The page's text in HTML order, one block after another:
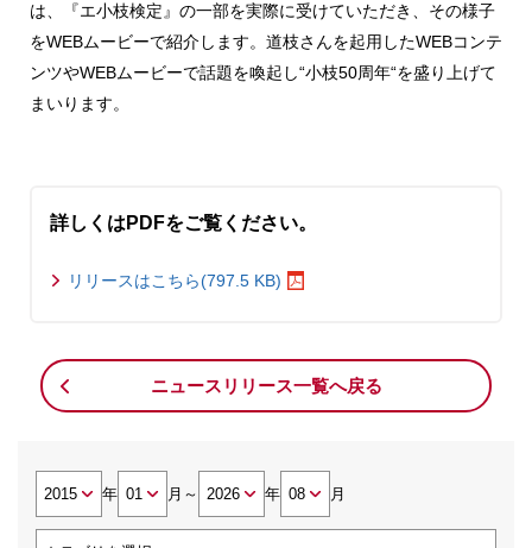
は、『エ小枝検定』の一部を実際に受けていただき、その様子
をWEBムービーで紹介します。道枝さんを起用したWEBコンテ
ンツやWEBムービーで話題を喚起し“小枝50周年“を盛り上げて
まいります。
詳しくはPDFをご覧ください。
リリースはこちら(797.5 KB)
ニュースリリース一覧へ戻る
年 月 ～ 年 月